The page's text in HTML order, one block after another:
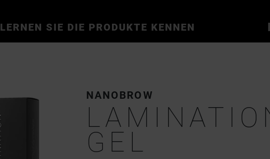
LERNEN SIE DIE PRODUKTE KENNEN
NANOBROW
GEL